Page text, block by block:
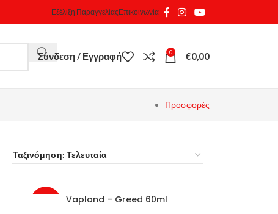
Εξέλιξη ΠαραγγελίαςΕπικοινωνία
Σύνδεση / Εγγραφή 0 €0,00
Προσφορές
Vapland – Greed 60ml